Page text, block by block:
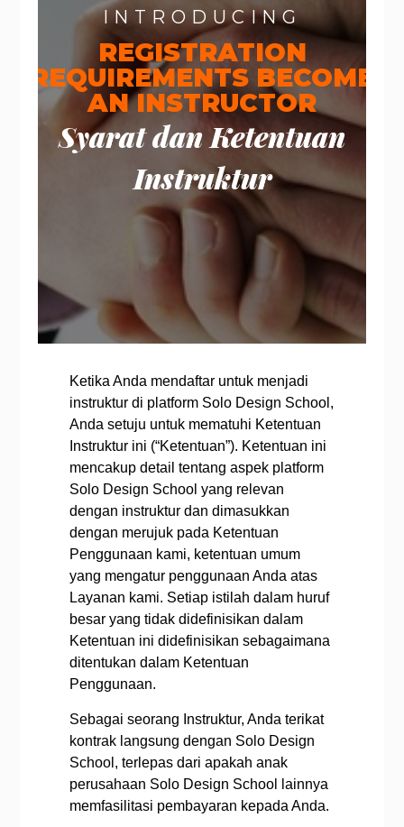
INTRODUCING
REGISTRATION
REQUIREMENTS BECOME
AN INSTRUCTOR
Syarat dan Ketentuan
Instruktur
Ketika Anda mendaftar untuk menjadi
instruktur di platform Solo Design School,
Anda setuju untuk mematuhi Ketentuan
Instruktur ini (“Ketentuan”). Ketentuan ini
mencakup detail tentang aspek platform
Solo Design School yang relevan
dengan instruktur dan dimasukkan
dengan merujuk pada Ketentuan
Penggunaan kami, ketentuan umum
yang mengatur penggunaan Anda atas
Layanan kami. Setiap istilah dalam huruf
besar yang tidak didefinisikan dalam
Ketentuan ini didefinisikan sebagaimana
ditentukan dalam Ketentuan
Penggunaan.
Sebagai seorang Instruktur, Anda terikat
kontrak langsung dengan Solo Design
School, terlepas dari apakah anak
perusahaan Solo Design School lainnya
memfasilitasi pembayaran kepada Anda.